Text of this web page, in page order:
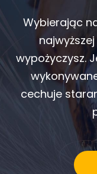
Wybierając
wypożyczysz.
cechuje